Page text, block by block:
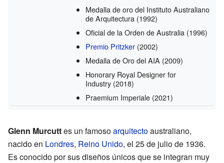
Medalla de oro del Instituto Australiano
de Arquitectura (1992)
Oficial de la Orden de Australia (1996)
Premio Pritzker (2002)
Medalla de Oro del AIA (2009)
Honorary Royal Designer for
Industry(2018)
Praemium Imperiale (2021)
Glenn Murcuttes un famosoarquitectoaustraliano,
nacido en Londres, Reino Unido, el 25 de julio de 1936.
Es conocido por sus diseños únicos que se integran muy